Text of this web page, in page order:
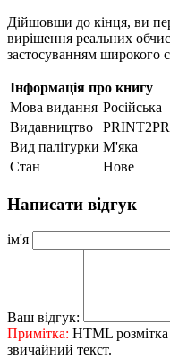
Дійшовши до кінця, ви
вирішення реальних
застосуванням широкого
Інформація про книгу
Мова видання Російська
Видавництво
Вид палітурки М'яка
Стан
Нове
Написати відгук
ім'я
Ваш відгук:
Примітка: HTML
звичайний текст.